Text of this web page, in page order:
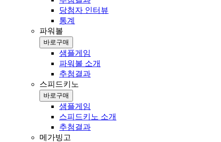
당첨자 인터뷰
통계
파워볼
바로구매
샘플게임
파워볼 소개
추첨결과
스피드키노
바로구매
샘플게임
스피드키노 소개
추첨결과
메가빙고